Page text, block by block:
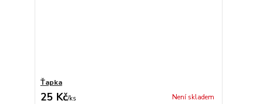
Ťapka
25 Kč/ks Není skladem